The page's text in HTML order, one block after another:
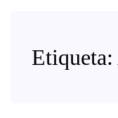
Etiqueta: